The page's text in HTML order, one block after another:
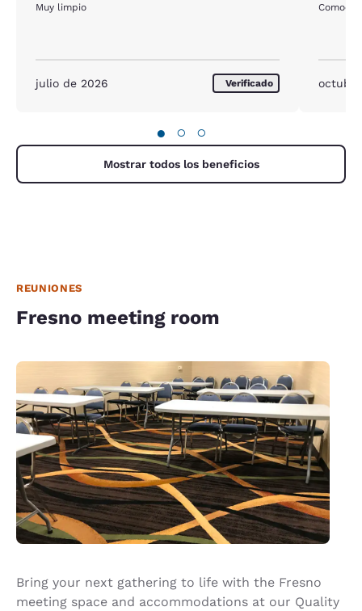
Muy limpio
julio de 2026 Verificado
● ○ ○
Mostrar todos los beneficios
REUNIONES
Fresno meeting room
Bring your next gathering to life with the Fresno
meeting space and accommodations at our Quality